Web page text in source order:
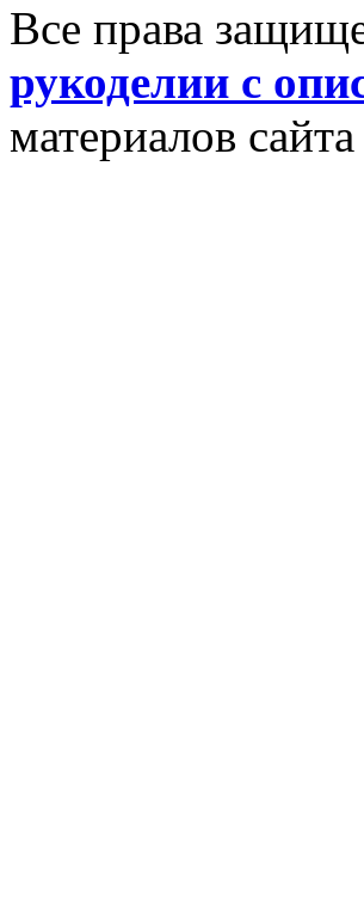
Все права
рукоделии с
материалов